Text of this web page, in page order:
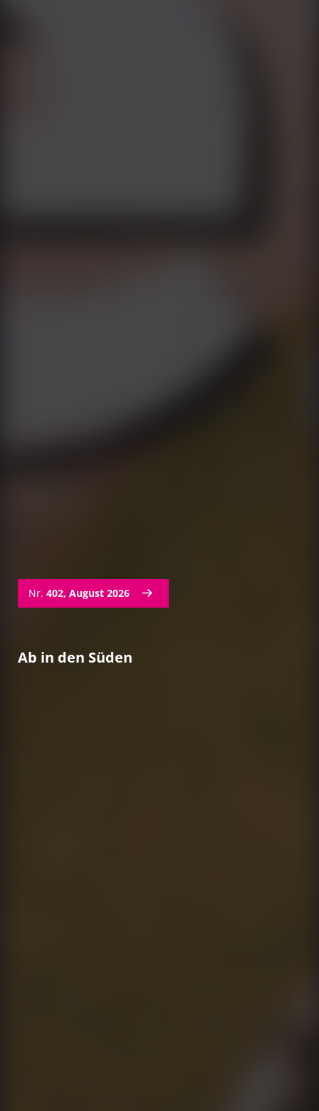
Nr. 402, August 2026
Ab in den Süden